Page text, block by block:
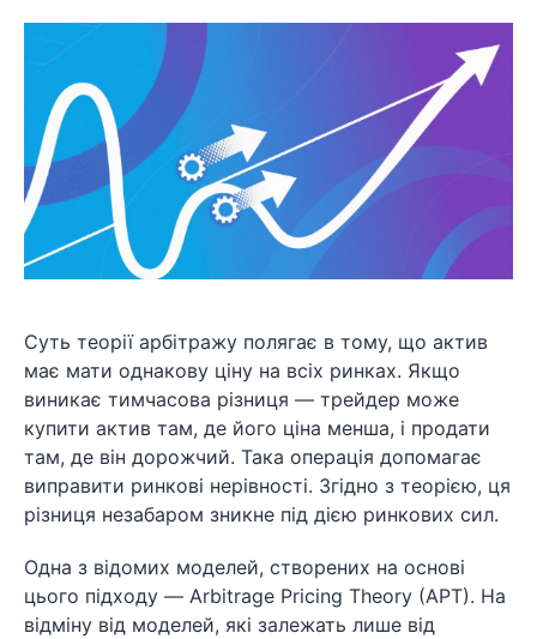
Суть теорії арбітражу полягає в тому, що актив
має мати однакову ціну на всіх ринках. Якщо
виникає тимчасова різниця — трейдер може
купити актив там, де його ціна менша, і продати
там, де він дорожчий. Така операція допомагає
виправити ринкові нерівності. Згідно з теорією, ця
різниця незабаром зникне під дією ринкових сил.
Одна з відомих моделей, створених на основі
цього підходу — Arbitrage Pricing Theory (APT). На
відміну від моделей, які залежать лише від